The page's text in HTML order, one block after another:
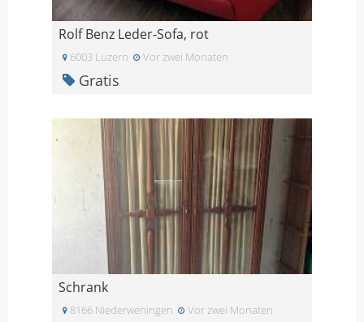
Rolf Benz Leder-Sofa, rot
6003 Luzern Vor zwei Monaten
Gratis
Schrank
8166 Niederweningen Vor zwei Monaten